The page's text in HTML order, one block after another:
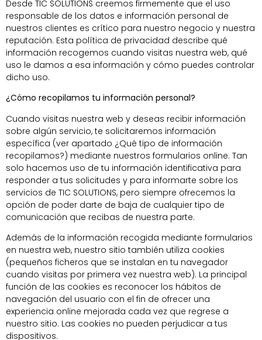
Desde TIC SOLUTIONS creemos firmemente que el uso
responsable de los datos e información personal de
nuestros clientes es crítico para nuestro negocio y nuestra
reputación. Esta política de privacidad describe qué
información recogemos cuando visitas nuestra web, qué
uso le damos a esa información y cómo puedes controlar
dicho uso.
¿Cómo recopilamos tu información personal?
Cuando visitas nuestra web y deseas recibir información
sobre algún servicio, te solicitaremos información
específica (ver apartado ¿Qué tipo de información
recopilamos?) mediante nuestros formularios online. Tan
solo hacemos uso de tu información identificativa para
responder a tus solicitudes y para informarte sobre los
servicios de TIC SOLUTIONS, pero siempre ofrecemos la
opción de poder darte de baja de cualquier tipo de
comunicación que recibas de nuestra parte.
Además de la información recogida mediante formularios
en nuestra web, nuestro sitio también utiliza cookies
(pequeños ficheros que se instalan en tu navegador
cuando visitas por primera vez nuestra web). La principal
función de las cookies es reconocer los hábitos de
navegación del usuario con el fin de ofrecer una
experiencia online mejorada cada vez que regrese a
nuestro sitio. Las cookies no pueden perjudicar a tus
dispositivos.